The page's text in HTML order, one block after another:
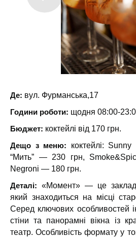
Де: вул. Фурманська,17
Години роботи: щодня 08:00-
Бюджет: коктейлі від 170 грн.
Дещо з меню:
коктейлі:
“Мить” — 230 грн,
Negroni — 180 грн.
Деталі: «Момент» — це
який знаходиться на місці
Серед ключових особливостей
стіни та панорамні вікна із
театр. Особливість формату у